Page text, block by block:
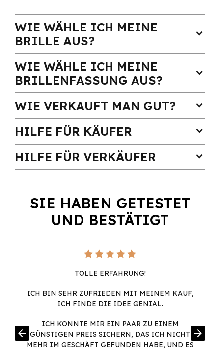
WIE WÄHLE ICH MEINE
BRILLE AUS?
expand_more
WIE WÄHLE ICH MEINE
BRILLENFASSUNG AUS?
expand_more
WIE VERKAUFT MAN GUT? expand_more
HILFE FÜR KÄUFER expand_more
HILFE FÜR VERKÄUFER expand_more
SIE HABEN GETESTET
UND BESTÄTIGT
TOLLE ERFAHRUNG!
ICH BIN SEHR ZUFRIEDEN MIT MEINEM KAUF,
ICH FINDE DIE IDEE GENIAL.
ICH KONNTE MIR EIN PAAR ZU EINEM
GÜNSTIGEN PREIS SICHERN, DAS ICH NICHT
MEHR IM GESCHÄFT GEFUNDEN HABE, UND ES
arrow_back arrow_forward